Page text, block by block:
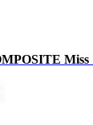
Bình gas